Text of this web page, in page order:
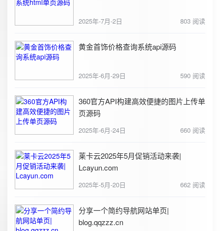
2025年-7月-2日 803 阅读
黄金首饰价格查询系统api源码
2025年-6月-29日 590 阅读
360官方API构建高效便捷的图片上传单
页源码
2025年-6月-24日 660 阅读
莱卡云2025年5月促销活动来袭|
Lcayun.com
2025年-5月-20日 662 阅读
分享一个简约导航网站单页|
blog.qqzzz.cn